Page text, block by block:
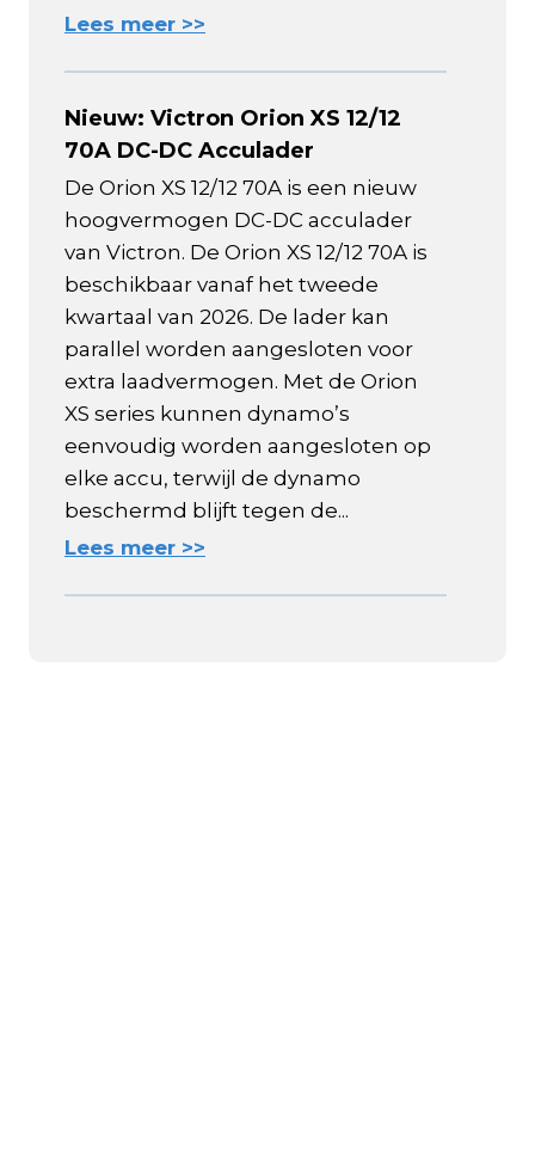
Lees meer >>
Nieuw: Victron Orion XS 12/12
70A DC-DC Acculader
De Orion XS 12/12 70A is een nieuw
hoogvermogen DC-DC acculader
van Victron. De Orion XS 12/12 70A is
beschikbaar vanaf het tweede
kwartaal van 2026. De lader kan
parallel worden aangesloten voor
extra laadvermogen. Met de Orion
XS series kunnen dynamo’s
eenvoudig worden aangesloten op
elke accu, terwijl de dynamo
beschermd blijft tegen de...
Lees meer >>